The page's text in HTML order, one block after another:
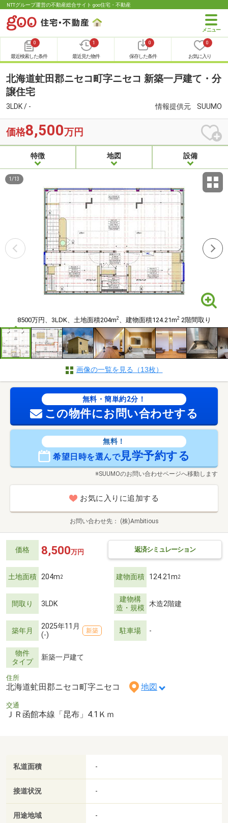
NTTグループ運営の不動産総合サイト goo住宅・不動産
0
最近検索した条件
1
最近見た物件
0
保存した条件
0
お気に入り
北海道虻田郡ニセコ町字ニセコ 新築一戸建て・分
譲住宅
3LDK / - 情報提供元 SUUMO
価格8,500万円
特徴 地図 設備
8500万円、3LDK、土地面積204m2、建物面積124.21m22階間取り
1 /13
画像の一覧を見る（13枚）
無料・簡単約2分！
この物件にお問い合わせする
無料！
希望日時を選んで見学予約する
※SUUMOのお問い合わせページへ移動します
お気に入りに追加する
お問い合わせ先 (株)Ambitious
価格 返済シミュレーション
8,500万円
土地面積 204m2 建物面積 124.21m2
間取り 3LDK
建物構
造・規模 木造2階建
築年月
2025年11月
(-)
新築 駐車場 -
物件
タイプ
新築一戸建て
住所
北海道虻田郡ニセコ町字ニセコ 地図
交通
ＪＲ函館本線「昆布」4.1Ｋｍ
私道面積 -
接道状況 -
用途地域 -